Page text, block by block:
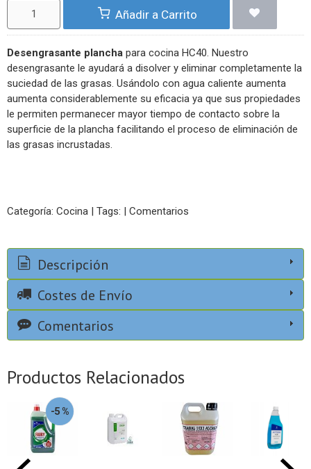
Añadir a Carrito
Desengrasante plancha para cocina HC40. Nuestro
desengrasante le ayudará a disolver y eliminar completamente la
suciedad de las grasas. Usándolo con agua caliente aumenta
aumenta considerablemente su eficacia ya que sus propiedades
le permiten permanecer mayor tiempo de contacto sobre la
superficie de la plancha facilitando el proceso de eliminación de
las grasas incrustadas.
Categoría: Cocina | Tags: | Comentarios
Descripción
Costes de Envío
Comentarios
Productos Relacionados
-5 %